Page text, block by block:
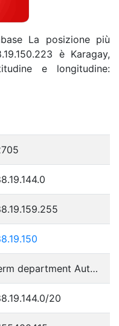
La posizione più
è Karagay,
e longitudine:
Perm department Autonomous System
20